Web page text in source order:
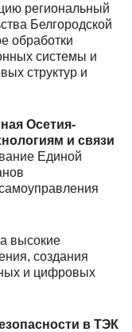
региональный
Белгородской
обработки
системы и
структур и
Осетия-
и связи
Единой
высокие
создания
и цифровых
в ТЭК